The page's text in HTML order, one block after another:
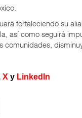
fortaleciendo su
así como seguirá
comunidades,
X y LinkedIn